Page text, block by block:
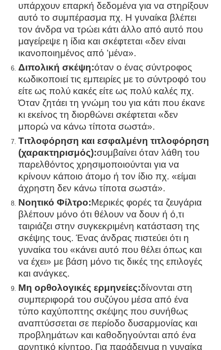
υπάρχουν επαρκή δεδομένα για να στηρίξουν
αυτό το συμπέρασμα πχ. Η γυναίκα βλέπει
τον άνδρα να τρώει κάτι άλλο από αυτό που
μαγείρεψε η ίδια και σκέφτεται «δεν είναι
ικανοποιημένος από ’μένα».
Διπολική σκέψη:όταν ο ένας σύντροφος
κωδικοποιεί τις εμπειρίες με το σύντροφό του
είτε ως πολύ κακές είτε ως πολύ καλές πχ.
Όταν ζητάει τη γνώμη του για κάτι που έκανε
κι εκείνος τη διορθώνει σκέφτεται «δεν
μπορώ να κάνω τίποτα σωστά».
Τιτλοφόρηση και εσφαλμένη τιτλοφόρηση
(χαρακτηρισμός):συμβαίνει όταν λάθη του
παρελθόντος χρησιμοποιούνται για να
κρίνουν κάποιο άτομο ή τον ίδιο πχ. «είμαι
άχρηστη δεν κάνω τίποτα σωστά».
Νοητικό Φίλτρο:Μερικές φορές τα ζευγάρια
βλέπουν μόνο ότι θέλουν να δουν ή ό,τι
ταιριάζει στην συγκεκριμένη κατάσταση της
σκέψης τους. Ένας άνδρας πιστεύει ότι η
γυναίκα του «κάνει αυτό που θέλει όπως και
να έχει» με βάση μόνο τις δικές της επιλογές
και ανάγκες.
Μη ορθολογικές ερμηνείες:δίνονται στη
συμπεριφορά του συζύγου μέσα από ένα
τύπο καχύποπτης σκέψης που συνήθως
αναπτύσσεται σε περίοδο δυσαρμονίας και
προβλημάτων και καθοδηγούνται από ένα
αρνητικό κίνητρο. Για παράδειγμα η γυναίκα